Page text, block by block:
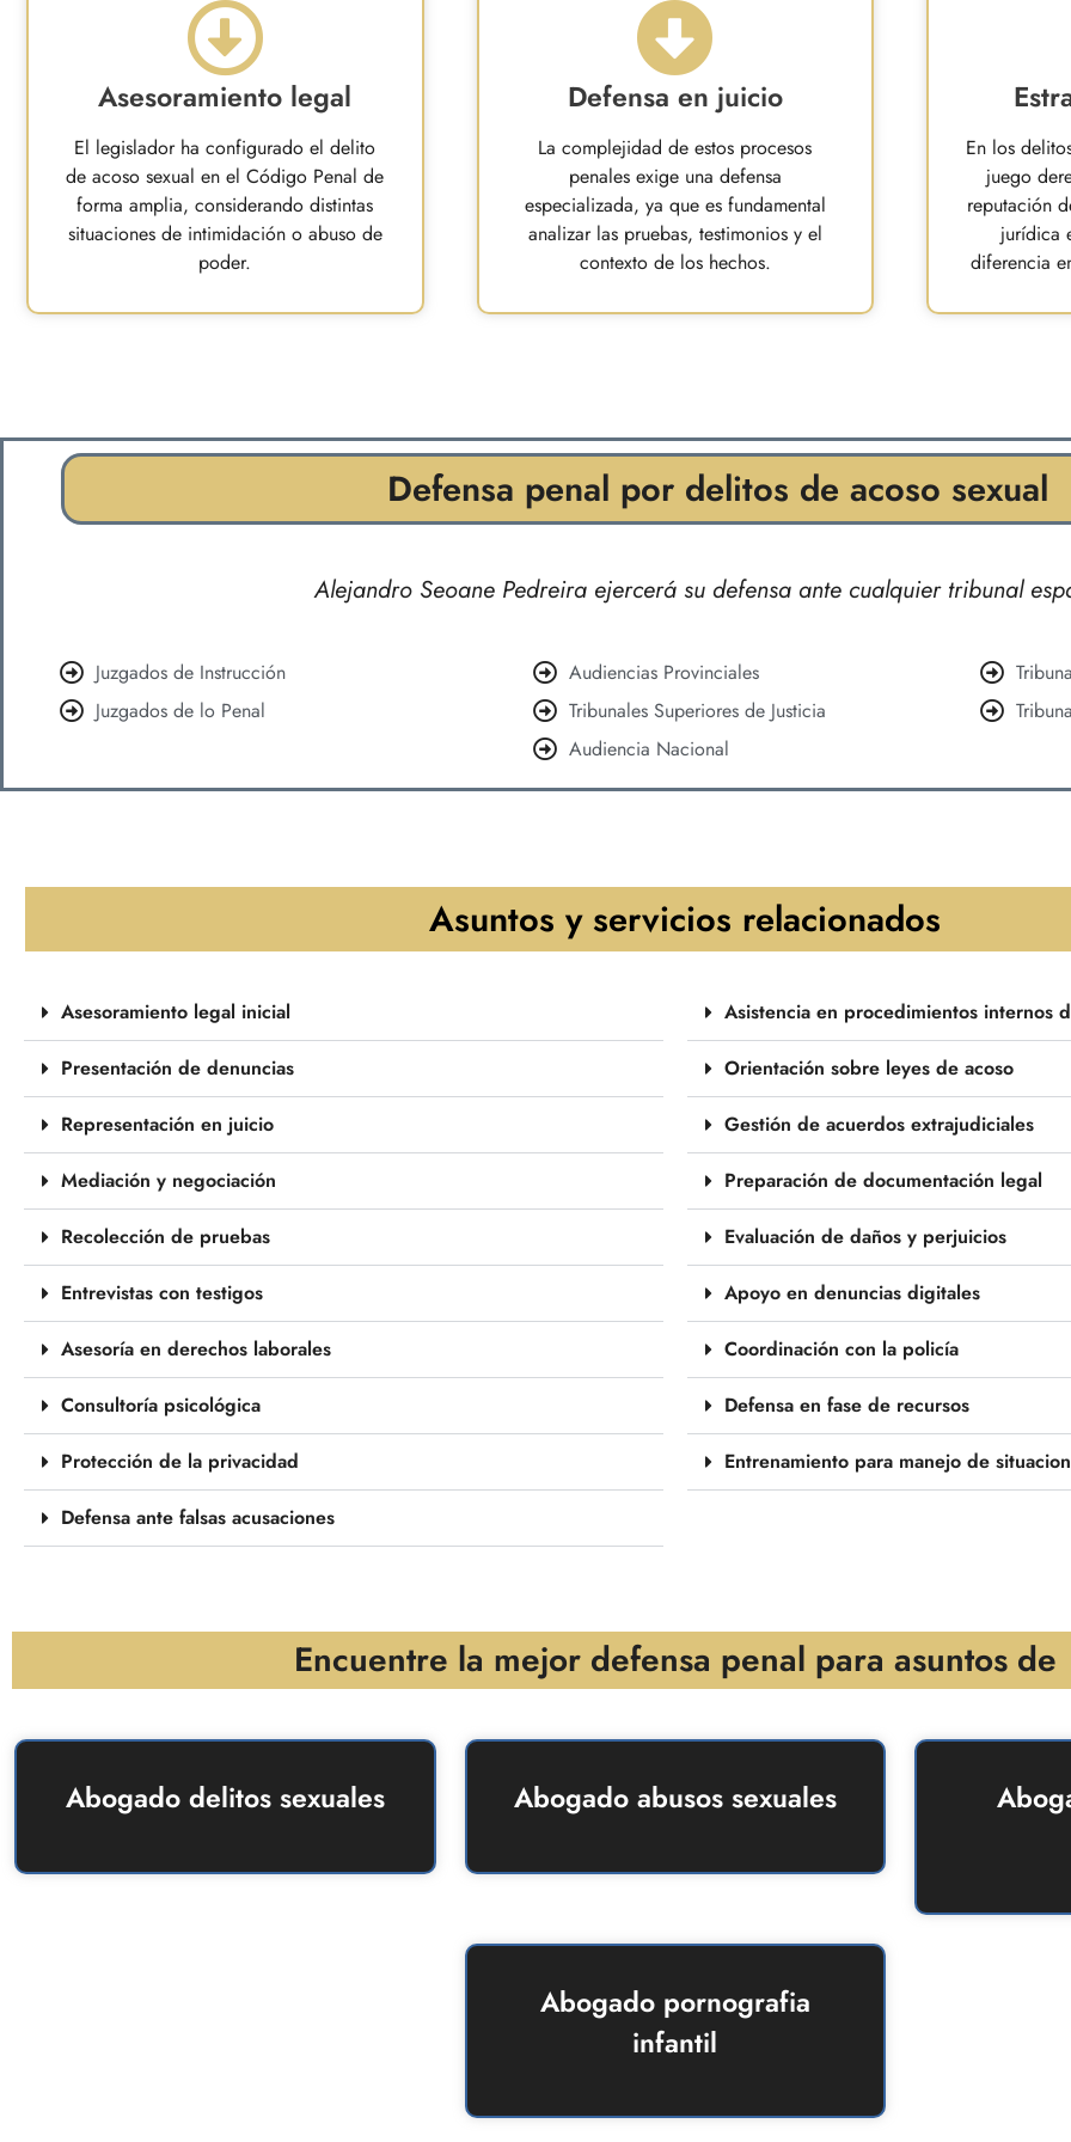
Asesoramiento legal
El legislador ha configurado el delito
de acoso sexual en el Código Penal de
forma amplia, considerando distintas
situaciones de intimidación o abuso de
poder.
Defensa en juicio
La complejidad de estos procesos
penales exige una defensa
especializada, ya que es fundamental
analizar las pruebas, testimonios y el
contexto de los hechos.
En los
juego
reputación
jurídica
diferencia
Defensa penal por delitos de acoso sexual
Alejandro Seoane Pedreira ejercerá su defensa ante cualquier tribunal
Juzgados de Instrucción
Juzgados de lo Penal
Audiencias Provinciales
Tribunales Superiores de Justicia
Audiencia Nacional
Asuntos y servicios relacionados
Asesoramiento legal inicial
Presentación de denuncias
Representación en juicio
Mediación y negociación
Recolección de pruebas
Entrevistas con testigos
Asesoría en derechos laborales
Consultoría psicológica
Protección de la privacidad
Defensa ante falsas acusaciones
Asistencia en procedimientos internos
Orientación sobre leyes de acoso
Gestión de acuerdos extrajudiciales
Preparación de documentación legal
Evaluación de daños y perjuicios
Apoyo en denuncias digitales
Coordinación con la policía
Defensa en fase de recursos
Entrenamiento para manejo de
Encuentre la mejor defensa penal para asuntos de
Abogado delitos sexuales Abogado abusos sexuales
Abogado pornografia
infantil